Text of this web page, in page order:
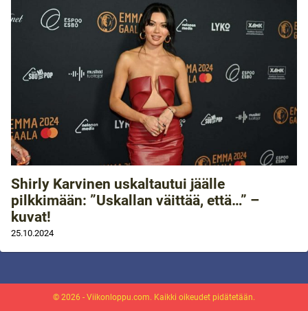
Shirly Karvinen uskaltautui jäälle
pilkkimään: ”Uskallan väittää, että…” –
kuvat!
25.10.2024
© 2026 - Viikonloppu.com. Kaikki oikeudet pidätetään.